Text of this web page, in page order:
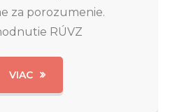
za porozumenie.
RÚVZ
VIAC